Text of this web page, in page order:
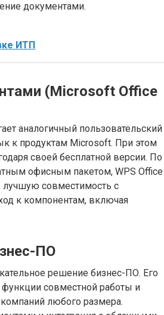
документами.
ИТП
(Microsoft Office
аналогичный пользовательский
к продуктам Microsoft. При этом
своей бесплатной версии. По
офисным пакетом, WPS Office
лучшую совместимость с
к компонентам, включая
ПО
решение бизнес-ПО. Его
совместной работы и
любого размера.